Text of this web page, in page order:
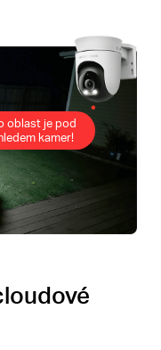
oblast je pod
kamer!